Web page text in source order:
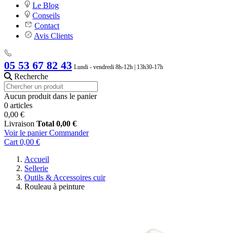
Le Blog
Conseils
Contact
Avis Clients
05 53 67 82 43 Lundi - vendredi 8h-12h | 13h30-17h
Recherche
Aucun produit dans le panier
0 articles
0,00 €
Livraison Total 0,00 €
Voir le panier Commander
Cart 0,00 €
Accueil
Sellerie
Outils & Accessoires cuir
Rouleau à peinture